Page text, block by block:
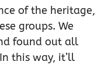
of the heritage,
groups. We
found out all
this way, it’ll